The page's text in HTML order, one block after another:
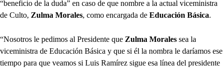
“beneficio de la duda” en caso de que nombre a la actual viceministra
de Culto, Zulma Morales, como encargada de Educación Básica.
“Nosotros le pedimos al Presidente que Zulma Morales sea la
viceministra de Educación Básica y que si él la nombra le daríamos ese
tiempo para que veamos si Luis Ramírez sigue esa línea del presidente